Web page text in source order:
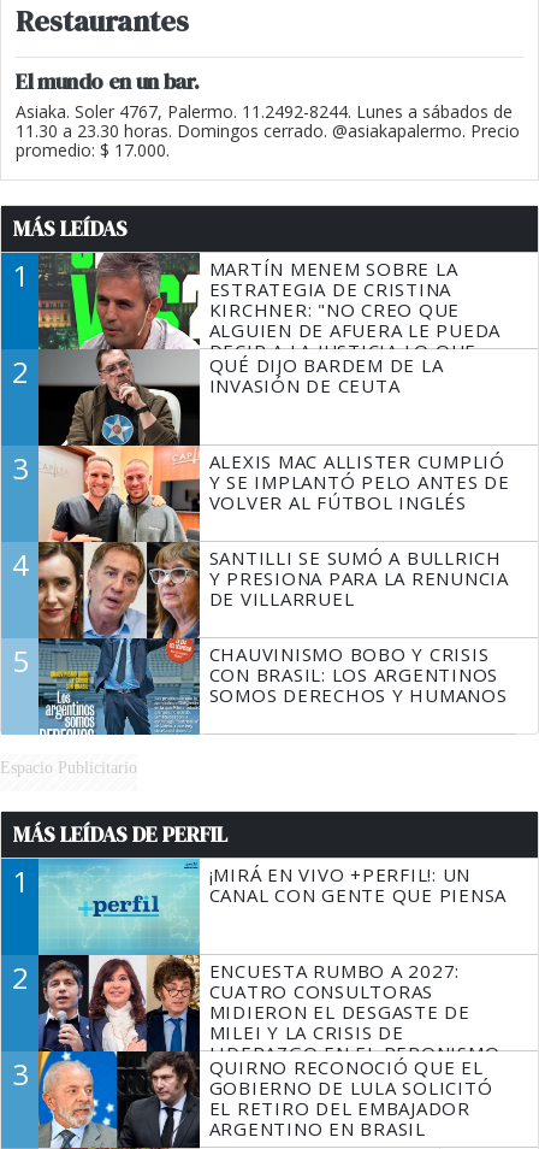
Restaurantes
El mundo en un bar.
Asiaka. Soler 4767, Palermo. 11.2492-8244. Lunes a sábados de
11.30 a 23.30 horas. Domingos cerrado. @asiakapalermo. Precio
promedio: $ 17.000.
MÁS LEÍDAS
1
MARTÍN MENEM SOBRE LA
ESTRATEGIA DE CRISTINA
KIRCHNER: "NO CREO QUE
ALGUIEN DE AFUERA LE PUEDA
DECIR A LA JUSTICIA LO QUE
TIENE QUE HACER"
2
QUÉ DIJO BARDEM DE LA
INVASIÓN DE CEUTA
3
ALEXIS MAC ALLISTER CUMPLIÓ
Y SE IMPLANTÓ PELO ANTES DE
VOLVER AL FÚTBOL INGLÉS
4
SANTILLI SE SUMÓ A BULLRICH
Y PRESIONA PARA LA RENUNCIA
DE VILLARRUEL
5
CHAUVINISMO BOBO Y CRISIS
CON BRASIL: LOS ARGENTINOS
SOMOS DERECHOS Y HUMANOS
Espacio Publicitario
MÁS LEÍDAS DE PERFIL
1
¡MIRÁ EN VIVO +PERFIL!: UN
CANAL CON GENTE QUE PIENSA
2
ENCUESTA RUMBO A 2027:
CUATRO CONSULTORAS
MIDIERON EL DESGASTE DE
MILEI Y LA CRISIS DE
LIDERAZGO EN EL PERONISMO
3
QUIRNO RECONOCIÓ QUE EL
GOBIERNO DE LULA SOLICITÓ
EL RETIRO DEL EMBAJADOR
ARGENTINO EN BRASIL